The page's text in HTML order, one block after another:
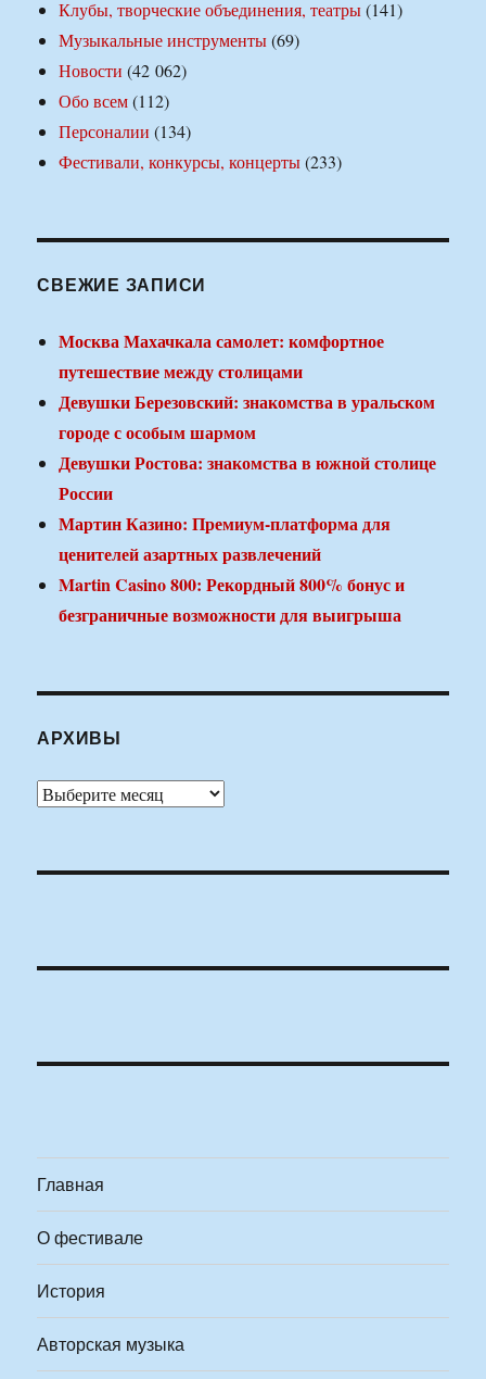
Клубы, творческие объединения, театры(141)
Музыкальные инструменты(69)
Новости (42 062)
Обо всем(112)
Персоналии (134)
Фестивали, конкурсы, концерты(233)
СВЕЖИЕ ЗАПИСИ
Москва Махачкала самолет: комфортное
путешествие между столицами
Девушки Березовский: знакомства в уральском
городе с особым шармом
Девушки Ростова: знакомства в южной столице
России
Мартин Казино: Премиум-платформа для
ценителей азартных развлечений
Martin Casino 800: Рекордный 800% бонус и
безграничные возможности для выигрыша
АРХИВЫ
Архивы
Главная
О фестивале
История
Авторская музыка